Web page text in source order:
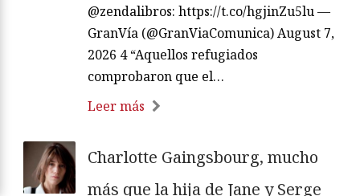
@zendalibros: https://t.co/hgjinZu5lu —
GranVía (@GranViaComunica) August 7,
2026 4 “Aquellos refugiados
comprobaron que el…
Leer más
Charlotte Gaingsbourg, mucho
más que la hija de Jane y Serge